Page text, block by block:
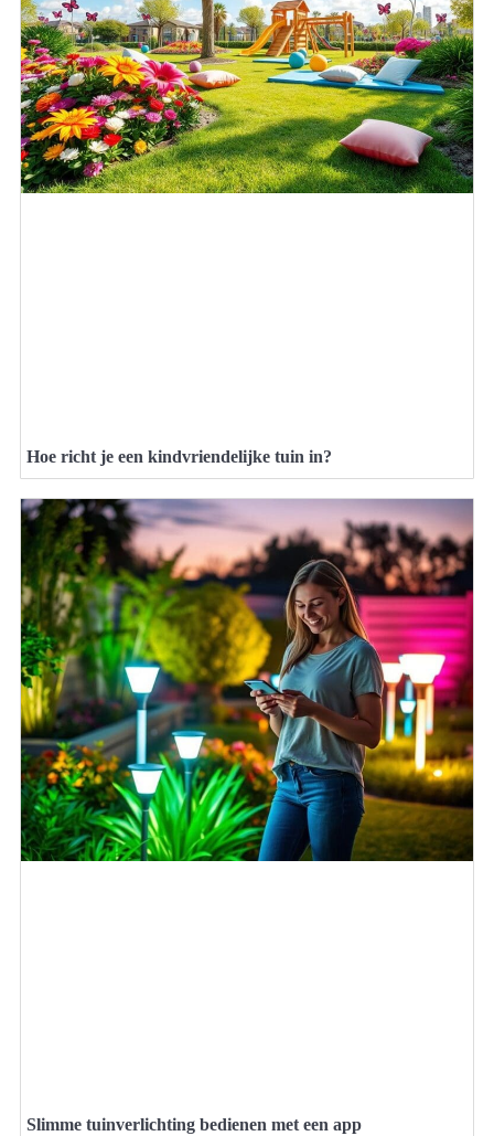
Hoe richt je een kindvriendelijke tuin in?
Slimme tuinverlichting bedienen met een app